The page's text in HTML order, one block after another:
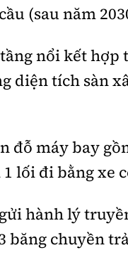
(sau năm
nổi kết hợp
diện tích sàn
đỗ máy bay
lối đi bằng xe
hành lý
băng chuyền